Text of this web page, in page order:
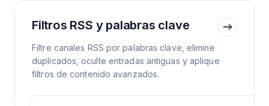
Filtros RSS y palabras clave
Filtre canales RSS por palabras clave, elimine
duplicados, oculte entradas antiguas y aplique
filtros de contenido avanzados.